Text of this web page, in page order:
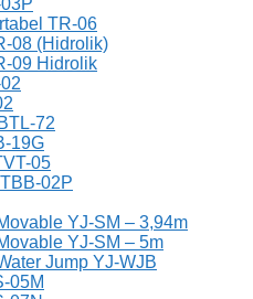
TR-06
08 (Hidrolik)
09 Hidrolik
72
19G
05
02P
YJ-SM – 3,94m
YJ-SM – 5m
Jump YJ-WJB
05M